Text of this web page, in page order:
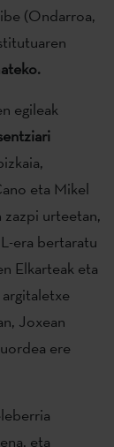
(Ondarroa,
egileak
eta Mikel
urteetan,
era bertaratu
Elkarteak eta
Joxean
ere
eta